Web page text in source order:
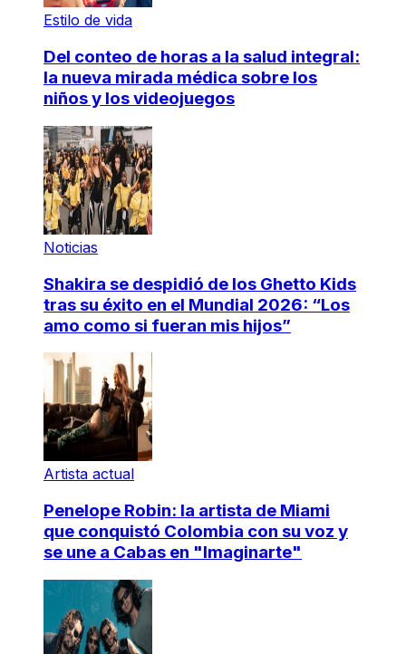
Estilo de vida
Del conteo de horas a la salud integral:
la nueva mirada médica sobre los
niños y los videojuegos
Noticias
Shakira se despidió de los Ghetto Kids
tras su éxito en el Mundial 2026: “Los
amo como si fueran mis hijos”
Artista actual
Penelope Robin: la artista de Miami
que conquistó Colombia con su voz y
se une a Cabas en "Imaginarte"